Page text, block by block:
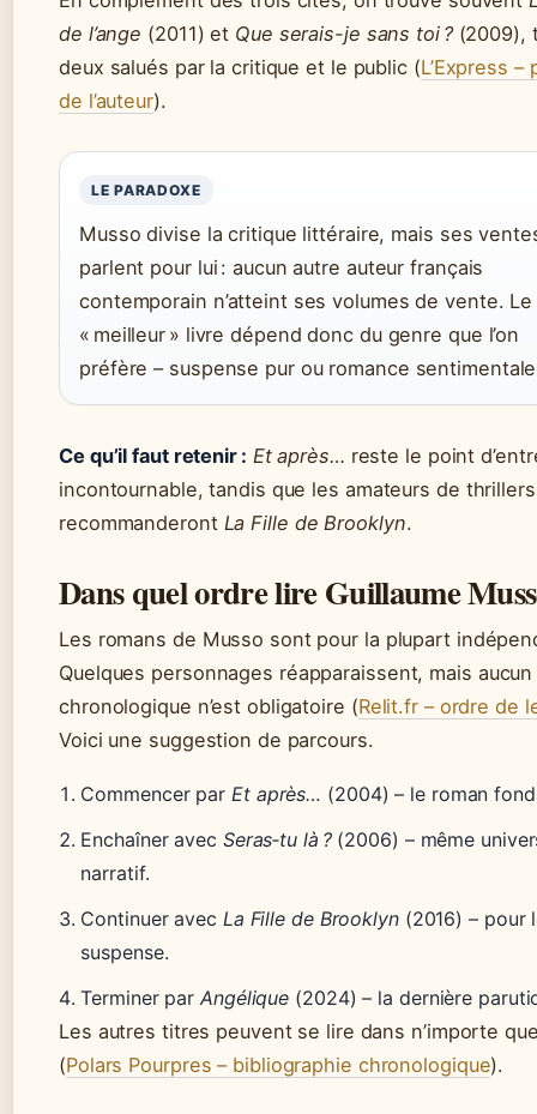
de l’ange (2011) et Que serais-je sans toi ?(2009),
deux salués par la critique et le public (L’Express –
de l’auteur).
LE PARADOXE
Musso divise la critique littéraire, mais ses
parlent pour lui : aucun autre auteur français
contemporain n’atteint ses volumes de vente. Le
« meilleur » livre dépend donc du genre que l’on
préfère – suspense pur ou romance
Ce qu’il faut retenir : Et après… reste le point
incontournable, tandis que les amateurs de thrillers
recommanderont La Fille de Brooklyn.
Dans quel ordre lire Guillaume
Les romans de Musso sont pour la plupart
Quelques personnages réapparaissent, mais
chronologique n’est obligatoire (Relit.fr – ordre de
Voici une suggestion de parcours.
Commencer par Et après… (2004) – le roman
Enchaîner avec Seras‑tu là ?(2006) – même
narratif.
Continuer avec La Fille de Brooklyn(2016) – pour
suspense.
Terminer parAngélique (2024) – la dernière
Les autres titres peuvent se lire dans n’importe
(Polars Pourpres – bibliographie chronologique).